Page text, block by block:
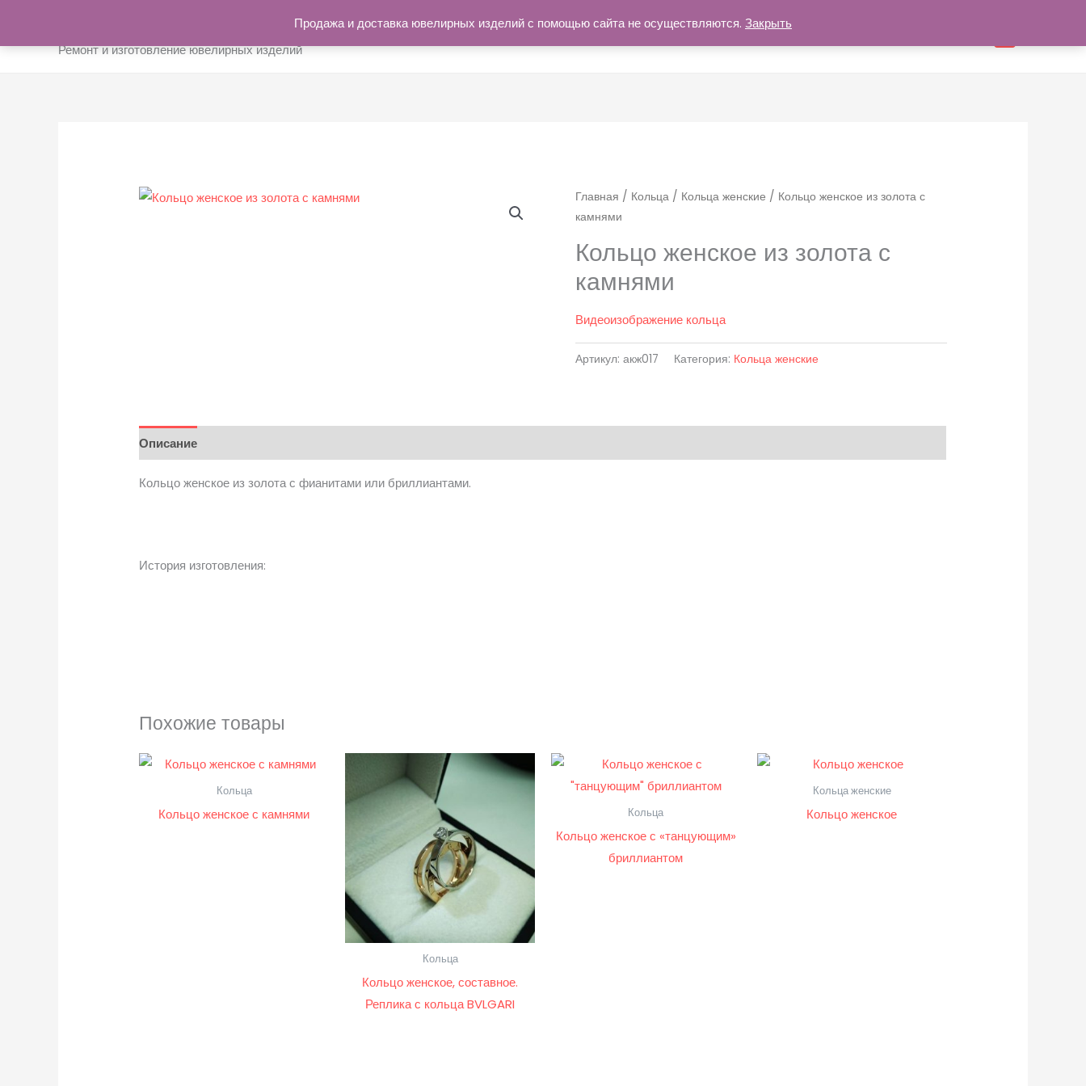
Продажа и доставка ювелирных изделий с помощью сайта не осуществляются. Закрыть
содержимомуРемонт и изготовление ювелирных изделий
Главная / Кольца / Кольца женские / Кольцо женское из золота с
камнями
Кольцо женское из золота с
камнями
Видеоизображение кольца
Артикул: акж017 Категория: Кольца женские
Описание
Кольцо женское из золота с фианитами или бриллиантами.
История изготовления:
Похожие товары
Кольца
Кольцо женское с камнями
Кольца
Кольцо женское, составное.
Реплика с кольца BVLGARI
Кольца
Кольцо женское с «танцующим»
бриллиантом
Кольца женские
Кольцо женское